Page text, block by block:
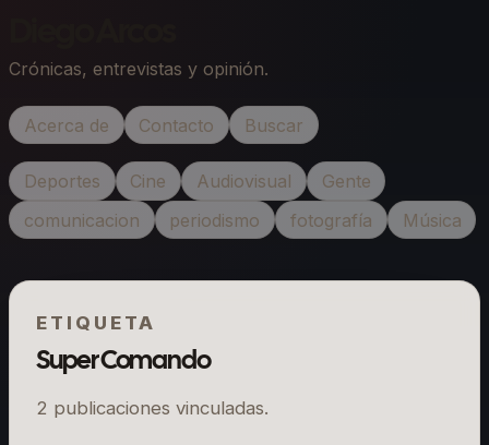
Crónicas, entrevistas y opinión.
Acerca de Contacto Buscar
Deportes Cine Audiovisual
Gente
comunicacion
periodismo fotografía Música
ETIQUETA
Super Comando
2 publicaciones vinculadas.